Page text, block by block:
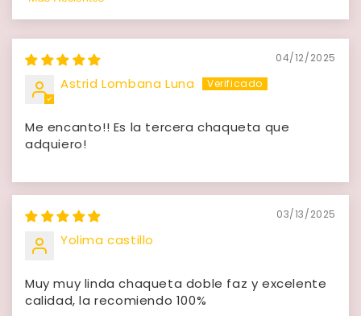
Sort by
04/12/2025
Astrid Lombana Luna
Me encanto!! Es la tercera chaqueta que
adquiero!
03/13/2025
Yolima castillo
Muy muy linda chaqueta doble faz y excelente
calidad, la recomiendo 100%